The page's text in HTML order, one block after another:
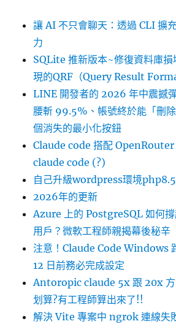
讓 AI 不只會聊天：透過 CLI 擴
力
SQLite 推新版本~修復資料庫損
現的QRF（Query Result
LINE 開發者的 2026 年中震撼
腰斬 99.5%、帳號終於能「刪
個消失的最小化按鈕
Claude code 搭配 OpenRouter
claude code (?)
自己升級wordpress環境php8.5
2026年的更新
Azure 上的 PostgreSQL 如何
用戶？微軟工程師親揭幕後秘辛
注意！Claude Code Windows
12 日前務必完成設定
Antoropic claude 5x 跟 20x 方
划算?有工程師算出來了!!
解決 Vite 專案中 ngrok 連線失